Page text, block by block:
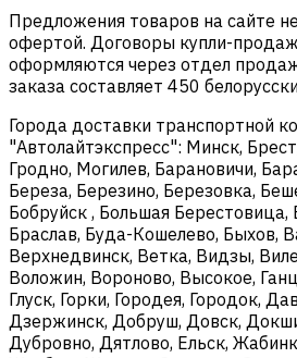
Предложения товаров на сайте
офертой. Договоры купли-
оформляются через отдел
заказа составляет 450
Города доставки транспортной
"Автолайтэкспресс": Минск,
Гродно, Могилев, Барановичи,
Береза, Березино, Березовка,
Бобруйск , Большая Берестовица,
Браслав, Буда-Кошелево, Быхов,
Верхнедвинск, Ветка, Видзы,
Воложин, Вороново, Высокое,
Глуск, Горки, Городея, Городок,
Дзержинск, Добруш, Довск,
Дубровно, Дятлово, Ельск,